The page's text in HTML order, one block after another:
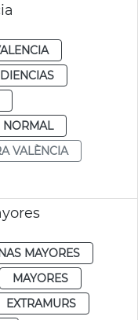
NORMAL
VALÈNCIA
MAYORES
MAYORES
EXTRAMURS